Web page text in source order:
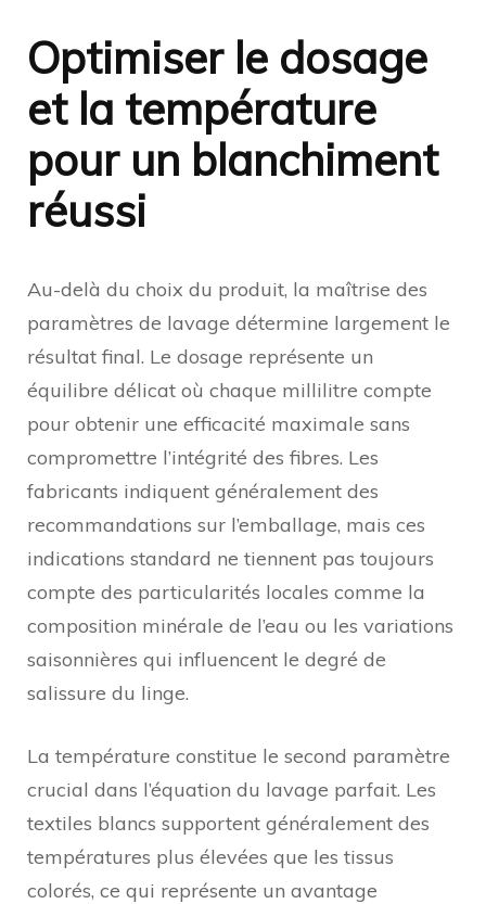
Optimiser le dosage
et la température
pour un blanchiment
réussi
Au-delà du choix du produit, la maîtrise des
paramètres de lavage détermine largement le
résultat final. Le dosage représente un
équilibre délicat où chaque millilitre compte
pour obtenir une efficacité maximale sans
compromettre l’intégrité des fibres. Les
fabricants indiquent généralement des
recommandations sur l’emballage, mais ces
indications standard ne tiennent pas toujours
compte des particularités locales comme la
composition minérale de l’eau ou les variations
saisonnières qui influencent le degré de
salissure du linge.
La température constitue le second paramètre
crucial dans l’équation du lavage parfait. Les
textiles blancs supportent généralement des
températures plus élevées que les tissus
colorés, ce qui représente un avantage